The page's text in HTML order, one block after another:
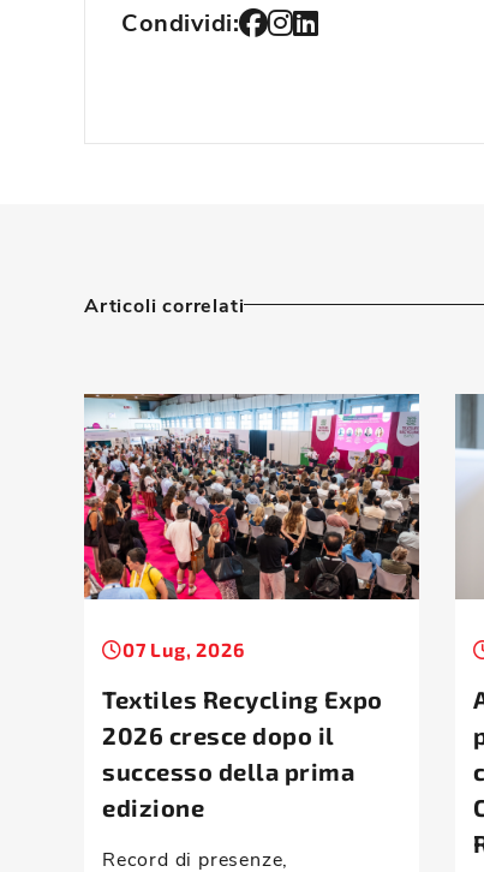
Condividi:
Articoli correlati
07 Lug, 2026
Textiles Recycling Expo
2026 cresce dopo il
successo della prima
edizione
Record di presenze,